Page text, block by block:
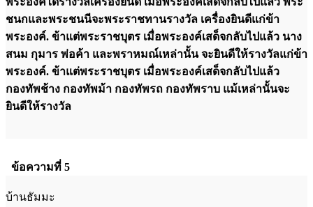
ชนกและพระชนนีจะพระราชทานรางวัล เครื่องยินดีแก่ข้า
พระองค์. ข้าแต่พระราชบุตร เมื่อพระองค์เสด็จกลับไปแล้ว นาง
สนม กุมาร พ่อค้า และพราหมณ์เหล่านั้น จะยินดีให้รางวัลแก่ข้า
พระองค์. ข้าแต่พระราชบุตร เมื่อพระองค์เสด็จกลับไปแล้ว
กองทัพช้าง กองทัพม้า กองทัพรถ กองทัพราบ แม้เหล่านั้นจะ
ยินดีให้รางวัล
ข้อความที่ 5
บ้านธัมมะ